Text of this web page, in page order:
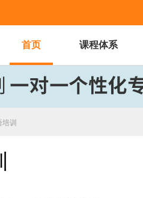
首页 课程体系
训